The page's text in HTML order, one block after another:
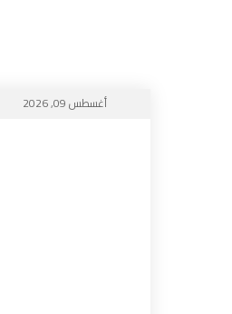
أغسطس 09, 2026